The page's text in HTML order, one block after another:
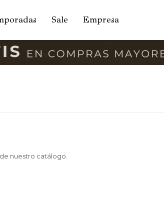
Sale Empresa
nuestro catálogo.